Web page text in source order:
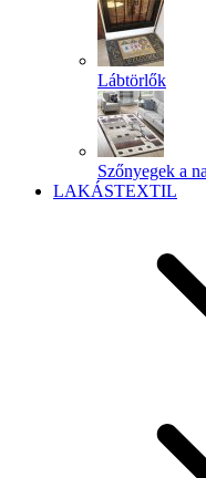
Lábtörlők
Szőnyegek a
LAKÁSTEXTIL